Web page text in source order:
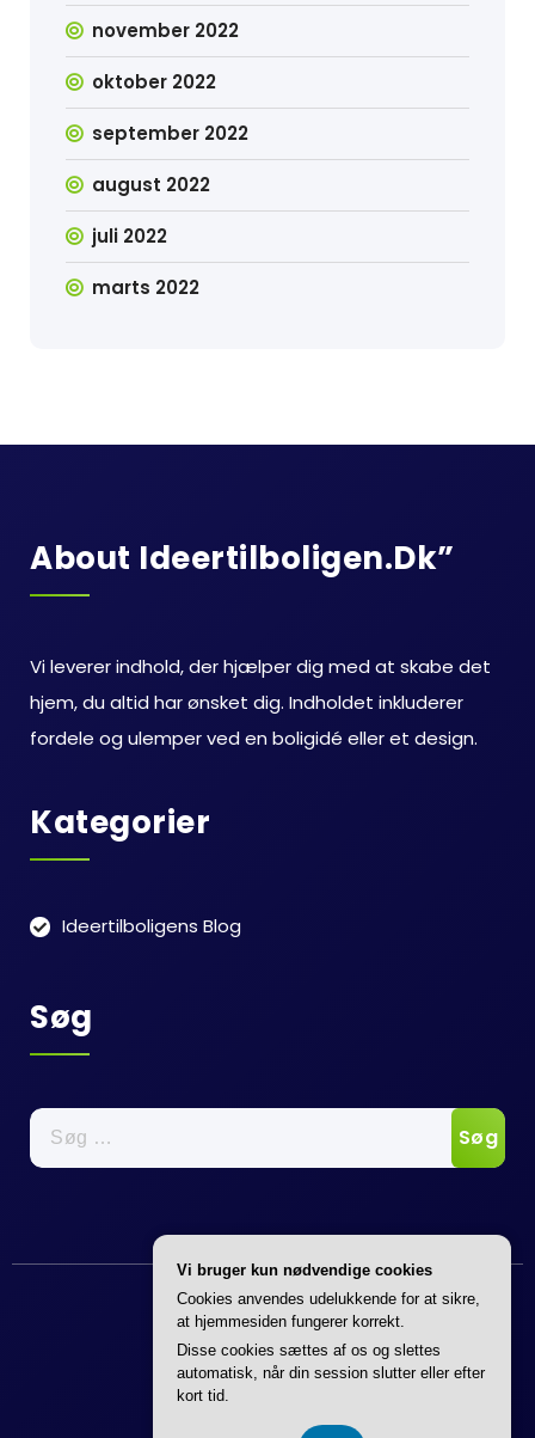
november 2022
oktober 2022
september 2022
august 2022
juli 2022
marts 2022
About Ideertilboligen.dk”
Vi leverer indhold, der hjælper dig med at skabe det
hjem, du altid har ønsket dig. Indholdet inkluderer
fordele og ulemper ved en boligidé eller et design.
Kategorier
Ideertilboligens Blog
Søg
Søg
efter:
Vi bruger kun nødvendige cookies
Cookies anvendes udelukkende for at sikre,
at hjemmesiden fungerer korrekt.
Disse cookies sættes af os og slettes
automatisk, når din session slutter eller efter
kort tid.